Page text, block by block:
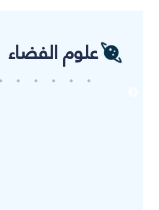
علوم الفضاء